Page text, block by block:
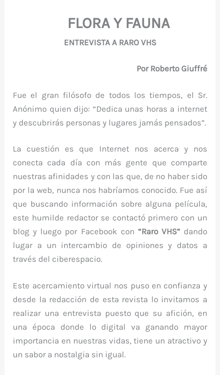
FLORA Y FAUNA
ENTREVISTA A RARO VHS
Por Roberto Giuffré
Fue el gran filósofo de todos los tiempos, el Sr.
Anónimo quien dijo: “Dedica unas horas a internet
y descubrirás personas y lugares jamás pensados”.
La cuestión es que Internet nos acerca y nos
conecta cada día con más gente que comparte
nuestras afinidades y con las que, de no haber sido
por la web, nunca nos habríamos conocido. Fue así
que buscando información sobre alguna película,
este humilde redactor se contactó primero con un
blog y luego por Facebook con “Raro VHS”dando
lugar a un intercambio de opiniones y datos a
través del ciberespacio.
Este acercamiento virtual nos puso en confianza y
desde la redacción de esta revista lo invitamos a
realizar una entrevista puesto que su afición, en
una época donde lo digital va ganando mayor
importancia en nuestras vidas, tiene un atractivo y
un sabor a nostalgia sin igual.